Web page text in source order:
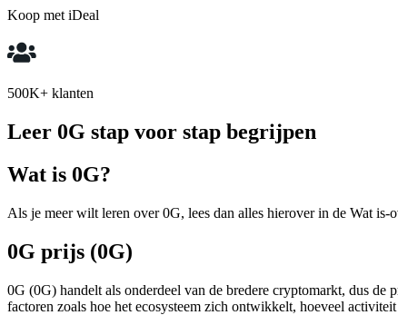
Koop met iDeal
500K+ klanten
Leer 0G stap voor stap begrijpen
Wat is 0G?
Als je meer wilt leren over 0G, lees dan alles hierover in de Wat is-
0G prijs (0G)
0G (0G) handelt als onderdeel van de bredere cryptomarkt, dus
factoren zoals hoe het ecosysteem zich ontwikkelt, hoeveel